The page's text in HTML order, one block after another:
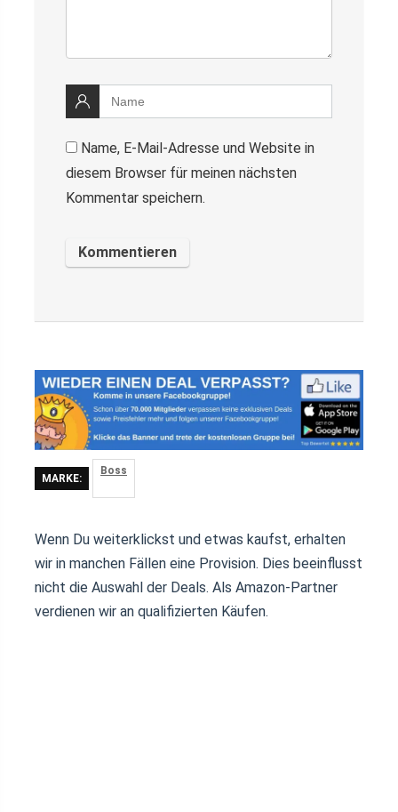
Name, E-Mail-Adresse und Website in
diesem Browser für meinen nächsten
Kommentar speichern.
MARKE:
Boss
Wenn Du weiterklickst und etwas kaufst, erhalten
wir in manchen Fällen eine Provision. Dies beeinflusst
nicht die Auswahl der Deals. Als Amazon-Partner
verdienen wir an qualifizierten Käufen.